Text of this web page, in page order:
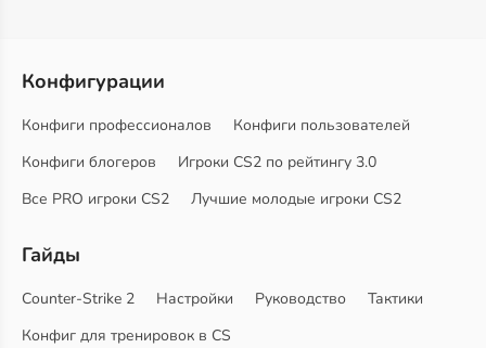
Конфигурации
Конфиги профессионалов
Конфиги пользователей
Конфиги блогеров
Игроки CS2 по рейтингу 3.0
Все PRO игроки CS2
Лучшие молодые игроки CS2
Гайды
Counter-Strike 2 Настройки Руководство
Тактики
Конфиг для тренировок в CS